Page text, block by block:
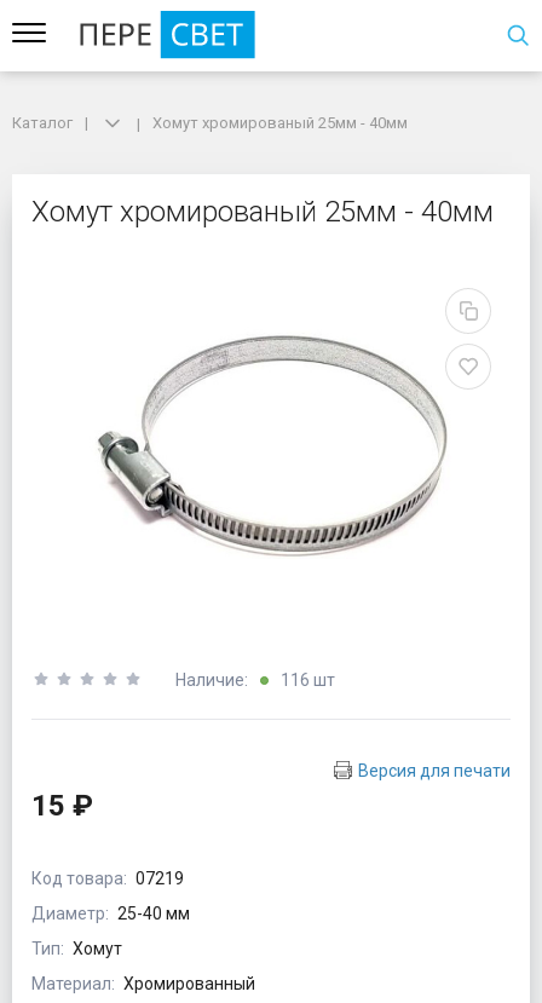
Хомут хромированый 25мм - 40мм
Каталог Хомут хромированый 25мм - 40мм
Хомут хромированый 25мм - 40мм
Наличие: 116 шт
Версия для печати
15 ₽
Код товара: 07219
Диаметр: 25-40 мм
Тип: Хомут
Материал: Хромированный